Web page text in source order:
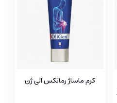
کرم ماساژ رماتکس الی ژن